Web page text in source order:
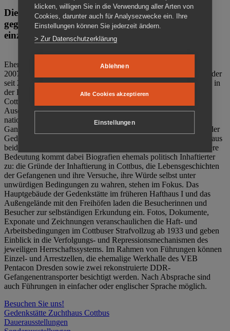
Die Gedenkstätte Zuchthaus Cottbus ist ein Ort
gegen das Vergessen. Anschaulich, nah und
einzigartig.
Ehemalige politische Häftlinge der DDR gründeten im Oktober
2007 den Verein Menschenrechtszentrum Cottbus e. V. (MRZ), der
seit 2011 Eigentümer des ehemaligen Gefängnisses (1860-2002) in
der Bautzener Straße und Träger der Gedenkstätte Zuchthaus
Cottbus ist. Im Zentrum der Arbeit der Gedenkstätte steht die
Auseinandersetzung mit politischem Unrecht während der
nationalsozialistischen Terrorherrschaft und der SED-Diktatur.
Ganzjährig zeigen mehrere Dauer- und Sonderausstellungen in der
Gedenkstätte Zuchthaus Cottbus Beispiele politischen Unrechts aus
beiden deutschen Diktaturen des 20. Jahrhunderts. Eine besondere
Bedeutung kommt dabei Biografien ehemals politisch Inhaftierter
zu: die Gründe der Inhaftierung in Cottbus, die Lebensgeschichten
der Gefangenen und ihre Versuche, ihre Würde selbst unter
unwürdigen Bedingungen zu wahren, stehen im Fokus. Das
Hauptgebäude der Gedenkstätte im früheren Hafthaus I und das
Außengelände mit den Freihöfen laden die Besucherinnen und
Besucher zur selbständigen Erkundung ein. Fotos, Dokumente,
Exponate und Zeichnungen veranschaulichen die Haft- und
Arbeitsbedingungen im Cottbuser Strafvollzug ab 1933 und geben
Einblick in die Verfolgungs- und Repressionsmechanismen des
jeweiligen Herrschaftssystems. Im Rahmen von Führungen können
Einzel- und Arrestzellen, die ehemalige Werkhalle des VEB
Pentacon Dresden sowie zwei rekonstruierte DDR-
Gefangenentransporter besichtigt werden. Nach Absprache sind
auch Führungen in einfacher oder englischer Sprache möglich.
Besuchen Sie uns!
Gedenkstätte Zuchthaus Cottbus
Dauerausstellungen
klicken, willigen Sie in die Verwendung aller Arten von
Cookies, darunter auch für Analysezwecke ein. Ihre
Einstellungen können Sie jederzeit ändern.
> Zur Datenschutzerklärung
Ablehnen
Alle Cookies akzeptieren
Einstellungen